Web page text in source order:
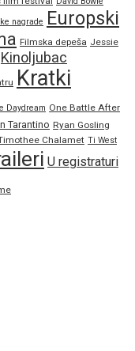
nagrade Europski
Filmska depeša Jessie
Kinoljubac
Kratki
Daydream One Battle After
Tarantino Ryan Gosling
Chalamet Ti West
U registraturi